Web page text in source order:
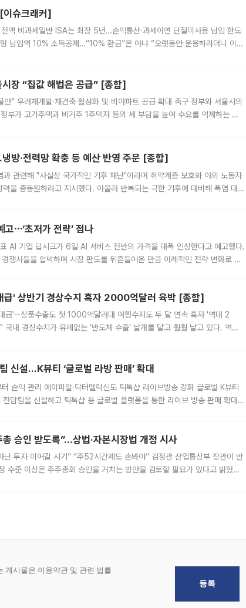
슈크래커]
액 비과세일반 ISA는 최장 5년…손익통산·과세이연 단절미사용 납입 한도
납입액 10% 소득공제…“10% 환급”은 아냐 “오랫동안 운용하라더니 이제
장 “집값 해법은 공급” [종합]
” 우려재개발·재건축 활성화 및 비아파트 공급 확대 촉구 정부와 서울시의
부가 고가주택과 비거주 1주택자 등의 세 부담을 높여 수요를 억제하는 카
방·전력망 확충 등 예산 반영 주문 [종합]
관련해 "사실상 국가적인 기후 재난"이라며 취약계층 보호와 야외 노동자
을 총동원하라고 지시했다. 아울러 반복되는 극한 기후에 대비해 폭염 대응
⋯‘초저가 전략’ 접나
AI 기업 딥시크가 6일 AI 서비스 전반의 가격을 대폭 인상한다고 예고했다.
경쟁사들을 압박하며 시장 판도를 뒤흔들어온 만큼 이례적인 전략 변화로 평
급' 상반기 경상수지 흑자 2000억달러 육박 [종합]
'⋯상품수출도 첫 1000억달러대 여행수지도 두 달 연속 흑자 '역대 2
내 경상수지가 유례없는 '반도체 수출' 날개를 달고 훨훨 날고 있다. 역대
신설…K뷰티 ‘글로벌 라방 판매’ 확대
손익 관리 에이피알·닥터멜락신도 틱톡샵 라이브방송 강화 글로벌 K뷰티
담팀을 신설하고 틱톡샵 등 글로벌 플랫폼을 통한 라이브 방송 판매 확대에
승인 받도록”…상법·자본시장법 개정 시사
투자 이어갈 시기” “주52시간제도 손봐야” 김정관 산업통상부 장관이 반
수준 이상은 주주총회 승인을 거치는 방안을 검토할 필요가 있다고 밝혔다.